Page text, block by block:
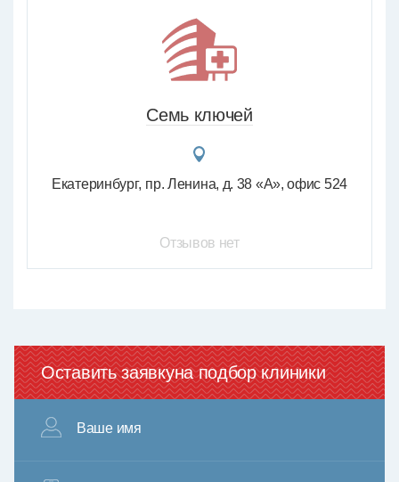
Семь ключей
Екатеринбург пр. Ленина, д. 38 «А», офис 524
Отзывов нет
Оставить заявкуна подбор клиники
Ваше имя